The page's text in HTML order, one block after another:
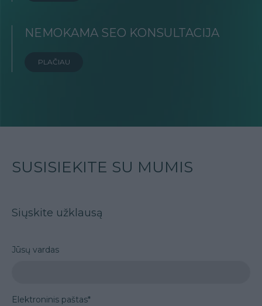
NEMOKAMA SEO KONSULTACIJA
PLAČIAU
SUSISIEKITE SU MUMIS
Siųskite užklausą
Jūsų vardas
Elektroninis paštas*